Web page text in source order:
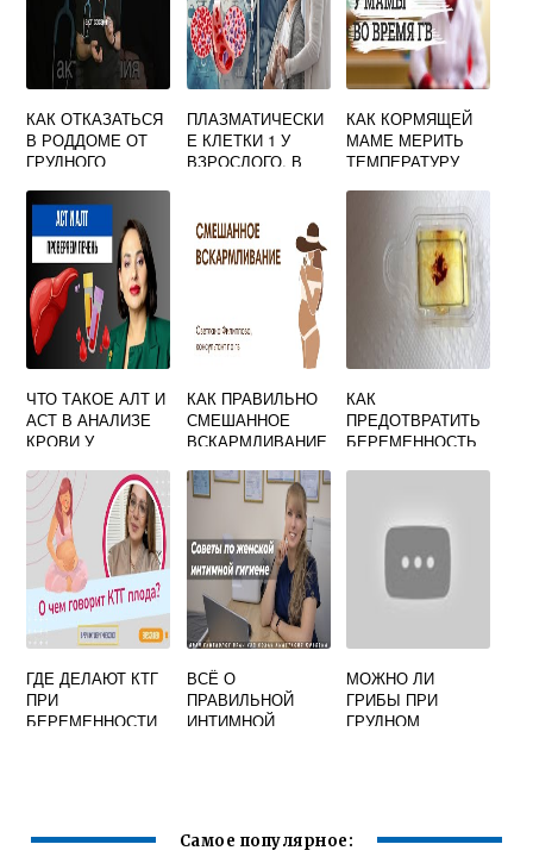
КАК ОТКАЗАТЬСЯ
В РОДДОМЕ ОТ
ГРУДНОГО
ПЛАЗМАТИЧЕСКИ
Е КЛЕТКИ 1 У
ВЗРОСЛОГО. В
ПЛАЗМАТИЧЕСКИ
Е КЛЕТКИ: ЧТО
ЭТО ЗНАЧИТ
КАК КОРМЯЩЕЙ
МАМЕ МЕРИТЬ
ТЕМПЕРАТУРУ
ЧТО ТАКОЕ АЛТ И
АСТ В АНАЛИЗЕ
КРОВИ У
БЕРЕМЕННОСТИ
КАК ПРАВИЛЬНО
СМЕШАННОЕ
ВСКАРМЛИВАНИЕ
Х КОРМИТЬ
КАК
ПРЕДОТВРАТИТЬ
БЕРЕМЕННОСТЬ
НАРОДНЫМИ
СРЕДСТВАМИ
ГДЕ ДЕЛАЮТ КТГ
ПРИ
БЕРЕМЕННОСТИ
ВСЁ О
ПРАВИЛЬНОЙ
ИНТИМНОЙ
СРЕДСТВ
МОЖНО ЛИ
ГРИБЫ ПРИ
ГРУДНОМ
Самое популярное: